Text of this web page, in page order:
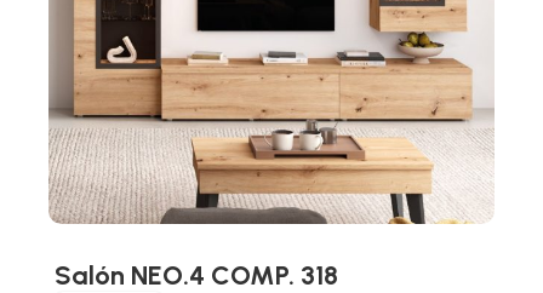
Salón NEO.4 COMP. 318